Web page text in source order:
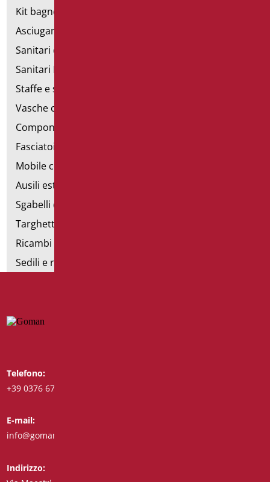
Kit bagno a norma
Asciugamani elettrici
Sanitari d'emergenza
Sanitari Inox
Staffe e sostegni per cartongesso
Vasche con sportello
Componibili corrimano
Fasciatoi
Mobile con poltrona
Ausili estraibili
Sgabelli doccia
Targhette bagno
Ricambi e minuteria
Sedili e rialzi WC
Telefono:
+39 0376 671780
E-mail:
info@goman.it
Indirizzo: